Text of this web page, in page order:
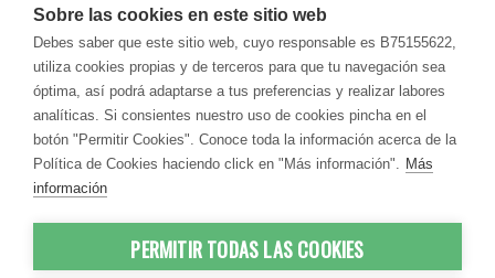
EMAIL
info@lindavita.com
HORARIO
Lun - Jue / 9:00 - 18:30
Vie / 9:00 - 17:30
Sobre las cookies en este sitio web
Debes saber que este sitio web, cuyo responsable es B75155622,
utiliza cookies propias y de terceros para que tu navegación sea
óptima, así podrá adaptarse a tus preferencias y realizar labores
analíticas. Si consientes nuestro uso de cookies pincha en el
botón "Permitir Cookies". Conoce toda la información acerca de la
Política de Cookies haciendo click en "Más información". Más
información
PERMITIR TODAS LAS COOKIES